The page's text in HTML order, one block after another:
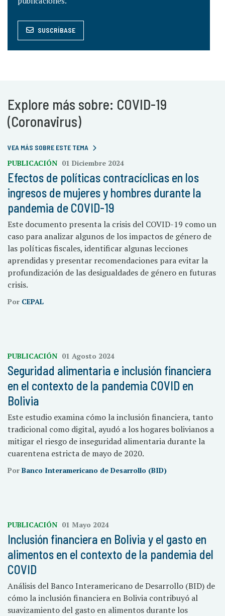
SUSCRÍBASE
Explore más sobre: COVID-19
(Coronavirus)
VEA MÁS SOBRE ESTE TEMA
PUBLICACIÓN 01 Diciembre 2024
Efectos de políticas contracíclicas en los
ingresos de mujeres y hombres durante la
pandemia de COVID-19
Este documento presenta la crisis del COVID-19 como un
caso para analizar algunos de los impactos de género de
las políticas fiscales, identificar algunas lecciones
aprendidas y presentar recomendaciones para evitar la
profundización de las desigualdades de género en futuras
crisis.
Por CEPAL
PUBLICACIÓN 01 Agosto 2024
Seguridad alimentaria e inclusión financiera
en el contexto de la pandemia COVID en
Bolivia
Este estudio examina cómo la inclusión financiera, tanto
tradicional como digital, ayudó a los hogares bolivianos a
mitigar el riesgo de inseguridad alimentaria durante la
cuarentena estricta de mayo de 2020.
Por Banco Interamericano de Desarrollo (BID)
PUBLICACIÓN 01 Mayo 2024
Inclusión financiera en Bolivia y el gasto en
alimentos en el contexto de la pandemia del
COVID
Análisis del Banco Interamericano de Desarrollo (BID) de
cómo la inclusión financiera en Bolivia contribuyó al
suavizamiento del gasto en alimentos durante los